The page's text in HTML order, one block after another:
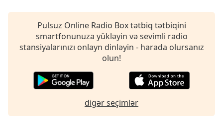
subtitles
settings
dialog
subtitles
Pulsuz Online Radio Box tətbiq tətbiqini
smartfonunuza yükləyin və sevimli radio
stansiyalarınızı onlayn dinləyin - harada olursanız
olun!
digər seçimlər